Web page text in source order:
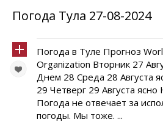
Погода Тула 27-08-2024
Погода в Туле Прогноз
Organization Вторник 27
Днем 28 Среда 28 Августа
29 Четверг 29 Августа
Погода не отвечает за
погоды. Мы тоже. ...